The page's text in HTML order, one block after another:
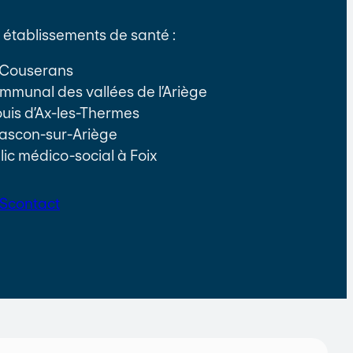
de santé :
des vallées de l’Ariège
d’Ax-les-Thermes
sur-Ariège
médico-social à Foix
contact